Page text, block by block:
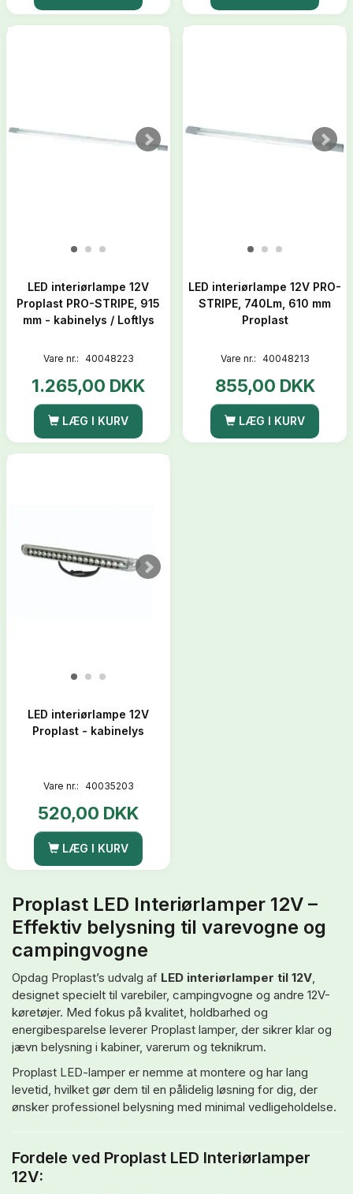
LED interiørlampe 12V
Proplast PRO-STRIPE, 915
mm - kabinelys / Loftlys
Vare nr.: 40048223
1.265,00 DKK
LÆG I KURV
LED interiørlampe 12V PRO-
STRIPE, 740Lm, 610 mm
Proplast
Vare nr.: 40048213
855,00 DKK
LÆG I KURV
LED interiørlampe 12V
Proplast - kabinelys
Vare nr.: 40035203
520,00 DKK
LÆG I KURV
Proplast LED Interiørlamper 12V –
Effektiv belysning til varevogne og
campingvogne
Opdag Proplast’s udvalg af LED interiørlamper til 12V,
designet specielt til varebiler, campingvogne og andre 12V-
køretøjer. Med fokus på kvalitet, holdbarhed og
energibesparelse leverer Proplast lamper, der sikrer klar og
jævn belysning i kabiner, varerum og teknikrum.
Proplast LED-lamper er nemme at montere og har lang
levetid, hvilket gør dem til en pålidelig løsning for dig, der
ønsker professionel belysning med minimal vedligeholdelse.
Fordele ved Proplast LED Interiørlamper
12V: